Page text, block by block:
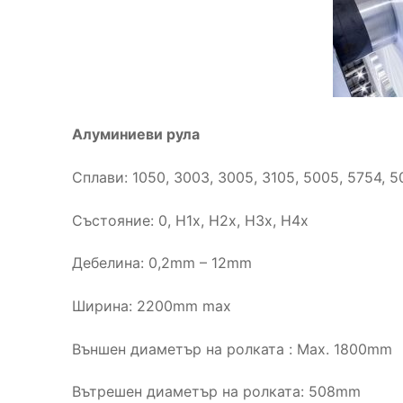
Алуминиеви рула
Сплави: 1050, 3003, 3005, 3105, 5005, 5754,
​Състояние: 0, H1x, H2x, H3x, H4x
​Дебелина: 0,2mm – 12mm
Ширина: 2200mm max
​Външен диаметър на ролката : Max. 1800mm
Вътрешен диаметър на ролката: 508mm